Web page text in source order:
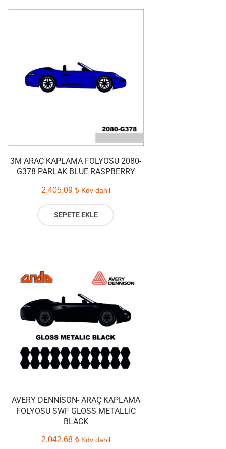
3M ARAÇ KAPLAMA FOLYOSU 2080-
G378 PARLAK BLUE RASPBERRY
2.405,09 ₺ Kdv dahil
SEPETE EKLE
AVERY DENNISON- ARAÇ KAPLAMA
FOLYOSU SWF GLOSS METALLIC
BLACK
2.042,68 ₺ Kdv dahil